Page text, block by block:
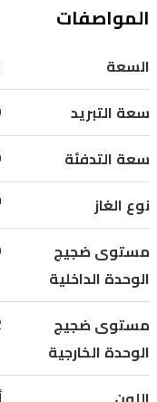
متطور
التنظيف
مزود
بصناديق
بسعة
600
مل،
مما
يضمن
جودة
هواء
المواصفات
السعة
سعة التبريد
سعة التدفئة
نوع الغاز
مستوى ضجيج
الوحدة الداخلية
مستوى ضجيج
الوحدة الخارجية